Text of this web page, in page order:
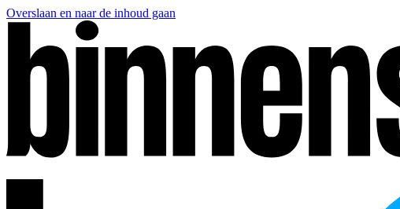
Overslaan en naar de inhoud gaan